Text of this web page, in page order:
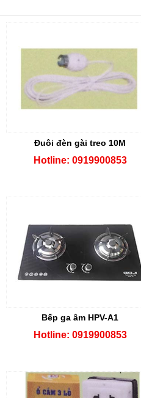
Đuôi đèn gài treo 10M
Hotline: 0919900853
Bếp ga âm HPV-A1
Hotline: 0919900853